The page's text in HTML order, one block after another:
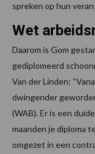
spreken op hun
Wet
Daarom is Gom
gediplomeerd
Van der Linden:
dwingender
(WAB). Er is een
maanden je diploma
omgezet in een